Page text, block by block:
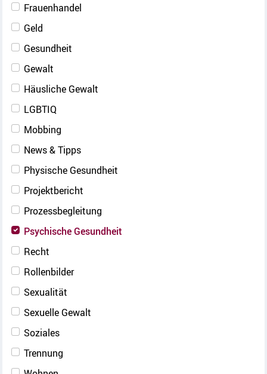
Frauenhandel
Geld
Gesundheit
Gewalt
Häusliche Gewalt
LGBTIQ
Mobbing
News & Tipps
Physische Gesundheit
Projektbericht
Prozessbegleitung
Psychische Gesundheit
Recht
Rollenbilder
Sexualität
Sexuelle Gewalt
Soziales
Trennung